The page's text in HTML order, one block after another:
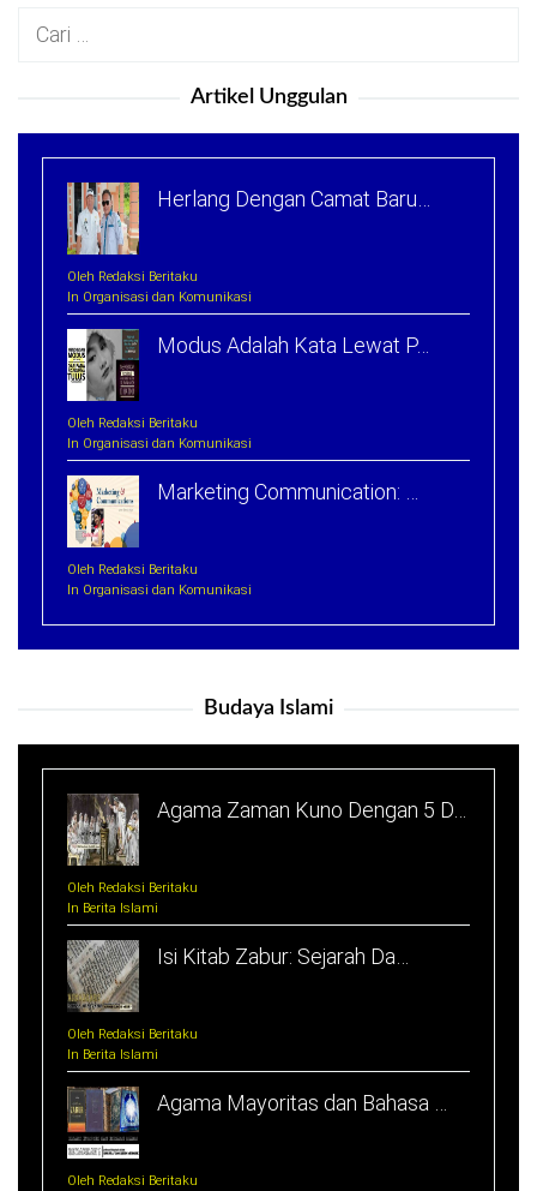
Cari
Artikel Unggulan
Herlang Dengan Camat Baru…
Oleh Redaksi Beritaku
In Organisasi dan Komunikasi
Modus Adalah Kata Lewat P…
Oleh Redaksi Beritaku
In Organisasi dan Komunikasi
Marketing Communication: …
Oleh Redaksi Beritaku
In Organisasi dan Komunikasi
Budaya Islami
Agama Zaman Kuno Dengan 5 D…
Oleh Redaksi Beritaku
In Berita Islami
Isi Kitab Zabur: Sejarah Da…
Oleh Redaksi Beritaku
In Berita Islami
Agama Mayoritas dan Bahasa …
Oleh Redaksi Beritaku